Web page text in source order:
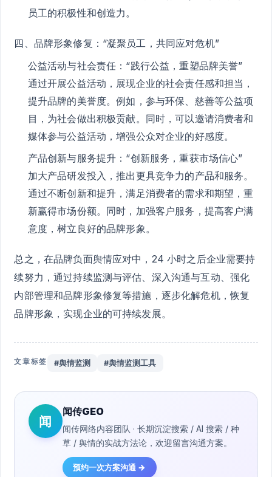
员工的积极性和创造力。
四、品牌形象修复：“凝聚员工，共同应对危机”
公益活动与社会责任：“践行公益，重塑品牌美誉”
通过开展公益活动，展现企业的社会责任感和担当，
提升品牌的美誉度。例如，参与环保、慈善等公益项
目，为社会做出积极贡献。同时，可以邀请消费者和
媒体参与公益活动，增强公众对企业的好感度。
产品创新与服务提升：“创新服务，重获市场信心”
加大产品研发投入，推出更具竞争力的产品和服务。
通过不断创新和提升，满足消费者的需求和期望，重
新赢得市场份额。同时，加强客户服务，提高客户满
意度，树立良好的品牌形象。
总之，在品牌负面舆情应对中，24 小时之后企业需要持
续努力，通过持续监测与评估、深入沟通与互动、强化
内部管理和品牌形象修复等措施，逐步化解危机，恢复
品牌形象，实现企业的可持续发展。
文章标签 #舆情监测 #舆情监测工具
闻
闻传GEO
闻传网络内容团队 · 长期沉淀搜索 / AI 搜索 / 种
草 / 舆情的实战方法论，欢迎留言沟通方案。
预约一次方案沟通 →